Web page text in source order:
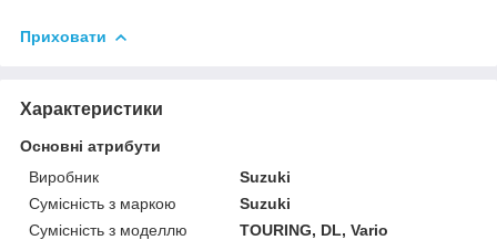
Приховати
Характеристики
Основні атрибути
Виробник
Suzuki
Сумісність з маркою
Suzuki
Сумісність з моделлю
TOURING, DL, Vario